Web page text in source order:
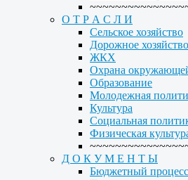
О Т Р А С Л И
Сельское хозяйство
Дорожное хозяйство
ЖКХ
Охрана
Образование
Молодежная
Культура
Социальная
Физическая
Д О К У М Е Н Т Ы
Бюджетный процесс